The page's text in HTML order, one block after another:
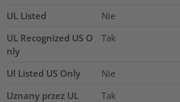
UL Listed
Nie
UL Recognized US O
nly
Tak
Ul Listed US Only
Nie
Uznany przez UL
Tak